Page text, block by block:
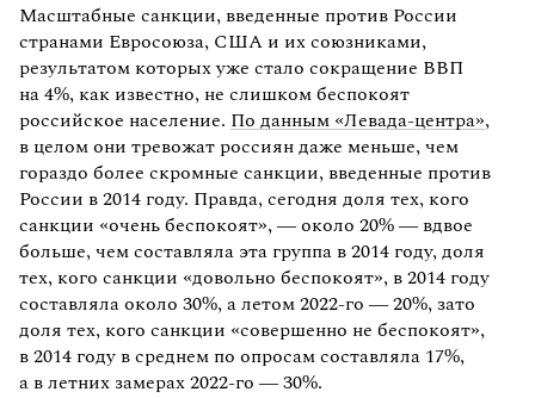
Масштабные санкции, введенные против России
странами Евросоюза, США и их союзниками,
результатом которых уже стало сокращение ВВП
на 4%, как известно, не слишком беспокоят
российское население. По данным «Левада-центра»,
в целом они тревожат россиян даже меньше, чем
гораздо более скромные санкции, введенные против
России в 2014 году. Правда, сегодня доля тех, кого
санкции «очень беспокоят», — около 20% — вдвое
больше, чем составляла эта группа в 2014 году, доля
тех, кого санкции «довольно беспокоят», в 2014 году
составляла около 30%, а летом 2022-го — 20%, зато
доля тех, кого санкции «совершенно не беспокоят»,
в 2014 году в среднем по опросам составляла 17%,
а в летних замерах 2022-го — 30%.